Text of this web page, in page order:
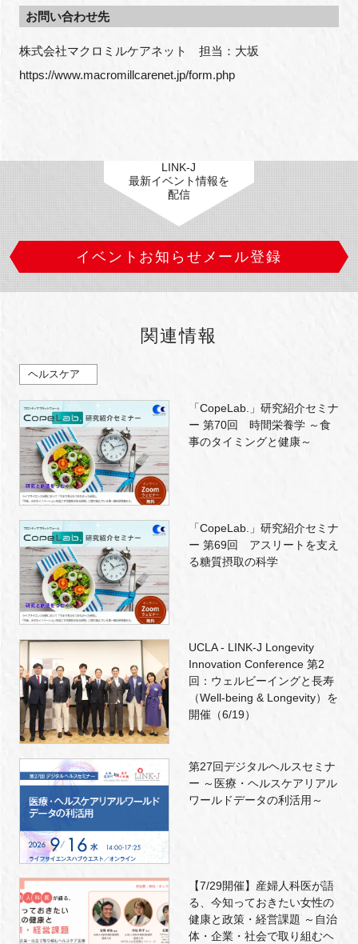
お問い合わせ先
株式会社マクロミルケアネット　担当：大坂
https://www.macromillcarenet.jp/form.php
LINK-J
最新イベント情報を
配信
イベントお知らせメール登録
関連情報
ヘルスケア
「CopeLab.」研究紹介セミナ
ー 第70回 時間栄養学 ～食
事のタイミングと健康～
「CopeLab.」研究紹介セミナ
ー 第69回 アスリートを支え
る糖質摂取の科学
UCLA - LINK-J Longevity
Innovation Conference 第2
回：ウェルビーイングと長寿
（Well-being & Longevity）を
開催（6/19）
第27回デジタルヘルスセミナ
ー ～医療・ヘルスケアリアル
ワールドデータの利活用～
【7/29開催】産婦人科医が語
る、今知っておきたい女性の
健康と政策・経営課題 ～自治
体・企業・社会で取り組むヘ